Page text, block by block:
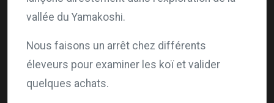
vallée du Yamakoshi.
Nous faisons un arrêt chez différents
éleveurs pour examiner les koï et valider
quelques achats.